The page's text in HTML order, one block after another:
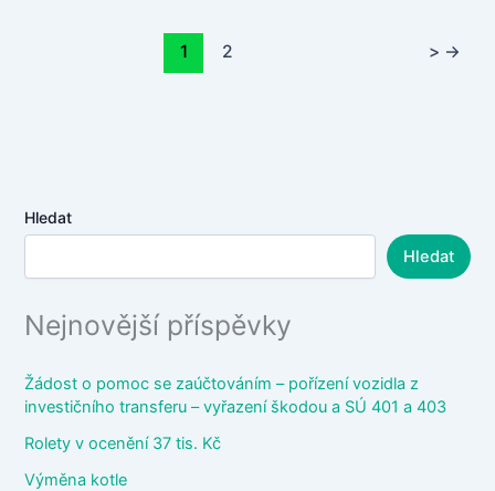
1 2 > →
Hledat
Hledat
Nejnovější příspěvky
Žádost o pomoc se zaúčtováním – pořízení vozidla z
investičního transferu – vyřazení škodou a SÚ 401 a 403
Rolety v ocenění 37 tis. Kč
Výměna kotle